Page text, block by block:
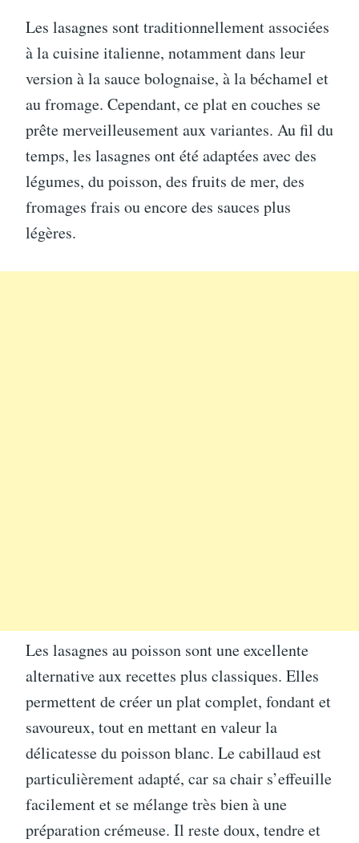
Les lasagnes sont traditionnellement associées
à la cuisine italienne, notamment dans leur
version à la sauce bolognaise, à la béchamel et
au fromage. Cependant, ce plat en couches se
prête merveilleusement aux variantes. Au fil du
temps, les lasagnes ont été adaptées avec des
légumes, du poisson, des fruits de mer, des
fromages frais ou encore des sauces plus
légères.
Les lasagnes au poisson sont une excellente
alternative aux recettes plus classiques. Elles
permettent de créer un plat complet, fondant et
savoureux, tout en mettant en valeur la
délicatesse du poisson blanc. Le cabillaud est
particulièrement adapté, car sa chair s’effeuille
facilement et se mélange très bien à une
préparation crémeuse. Il reste doux, tendre et